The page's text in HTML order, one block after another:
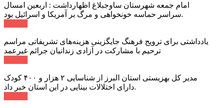
امام جمعه شهرستان ساوجبلاغ اظهارداشت : اربعین امسال
سراسر حماسه خونخواهی و مرگ بر آمریکا و اسرائیل بود.
یادداشتی برای ترویج فرهنگ جایگزینی هزینه‌های تشریفاتی مراسم
ترحیم با مشارکت در آزادی زندانیان جرائم غیرعمد
مدیر کل بهزیستی استان البرز از شناسایی ۲ هزار و ۴۰۰ کودک
دارای اختلالات بینایی در این استان خبر داد.